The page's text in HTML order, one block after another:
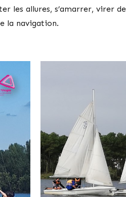
les allures, s’amarrer, virer
la navigation.